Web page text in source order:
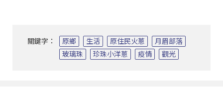
關鍵字： 原鄉 生活 原住民火蔥
月眉部落
玻璃珠
珍珠小洋蔥 疫情 觀光